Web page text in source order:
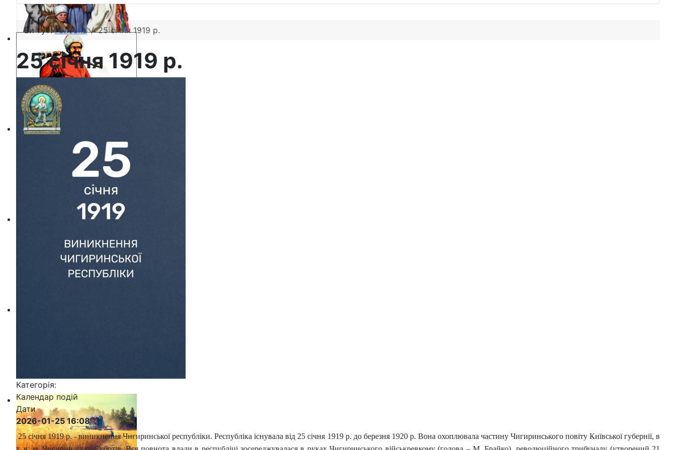
Ви тут:Головна 25 січня 1919 р.
25 січня 1919 р.
Категорія:
Календар подій
Дати
2026-01-25 16:08
25 січня 1919 р. - виникнення Чигиринської республіки. Республіка існувала від 25 січня 1919 р. до березня 1920 р. Вона охоплювала частину Чигиринського повіту Київської губернії, в